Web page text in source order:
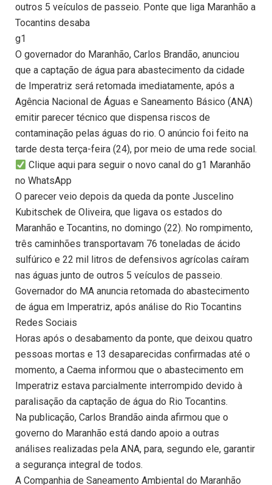
outros 5 veículos de passeio. Ponte que liga Maranhão a
Tocantins desaba
g1
O governador do Maranhão, Carlos Brandão, anunciou
que a captação de água para abastecimento da cidade
de Imperatriz será retomada imediatamente, após a
Agência Nacional de Águas e Saneamento Básico (ANA)
emitir parecer técnico que dispensa riscos de
contaminação pelas águas do rio. O anúncio foi feito na
tarde desta terça-feira (24), por meio de uma rede social.
Clique aqui para seguir o novo canal do g1 Maranhão
no WhatsApp
O parecer veio depois da queda da ponte Juscelino
Kubitschek de Oliveira, que ligava os estados do
Maranhão e Tocantins, no domingo (22). No rompimento,
três caminhões transportavam 76 toneladas de ácido
sulfúrico e 22 mil litros de defensivos agrícolas caíram
nas águas junto de outros 5 veículos de passeio.
Governador do MA anuncia retomada do abastecimento
de água em Imperatriz, após análise do Rio Tocantins
Redes Sociais
Horas após o desabamento da ponte, que deixou quatro
pessoas mortas e 13 desaparecidas confirmadas até o
momento, a Caema informou que o abastecimento em
Imperatriz estava parcialmente interrompido devido à
paralisação da captação de água do Rio Tocantins.
Na publicação, Carlos Brandão ainda afirmou que o
governo do Maranhão está dando apoio a outras
análises realizadas pela ANA, para, segundo ele, garantir
a segurança integral de todos.
A Companhia de Saneamento Ambiental do Maranhão